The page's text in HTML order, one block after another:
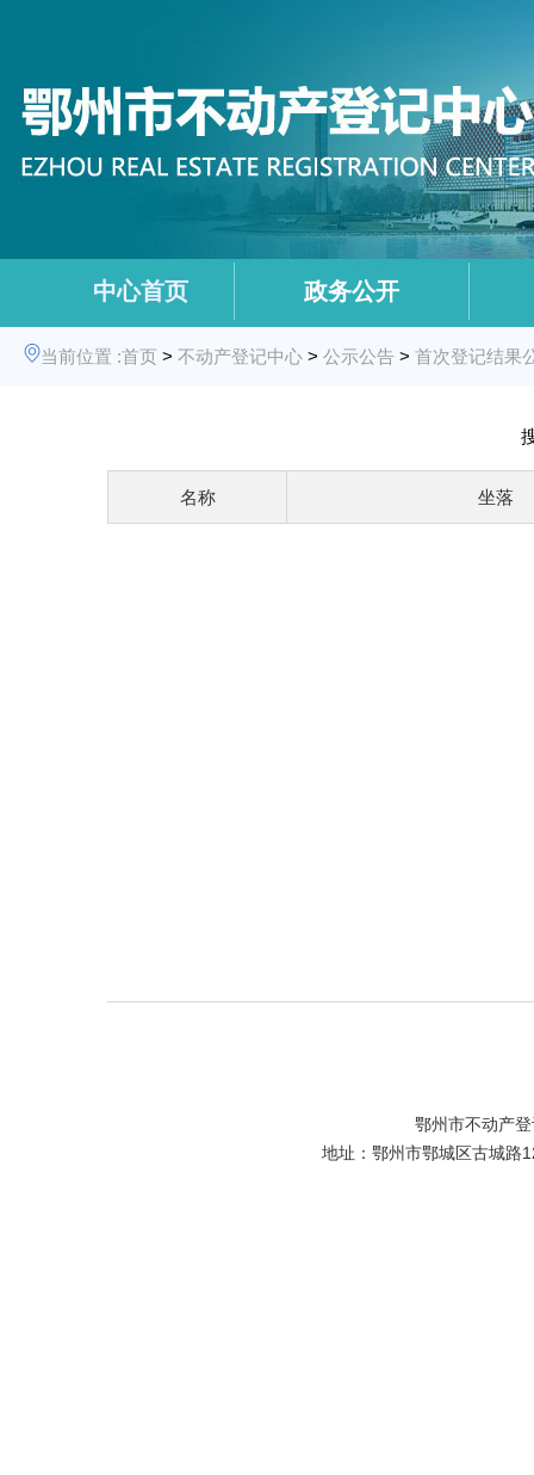
中心首页 政务公开
当前位置 :首页 > 不动产登记中心 > 公示公告 > 首次登记结果
名称 坐落
鄂州市不动产
地址：鄂州市鄂城区古城路